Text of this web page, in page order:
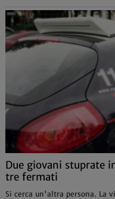
Due giovani stuprate
tre fermati
Si cerca un'altra persona. La